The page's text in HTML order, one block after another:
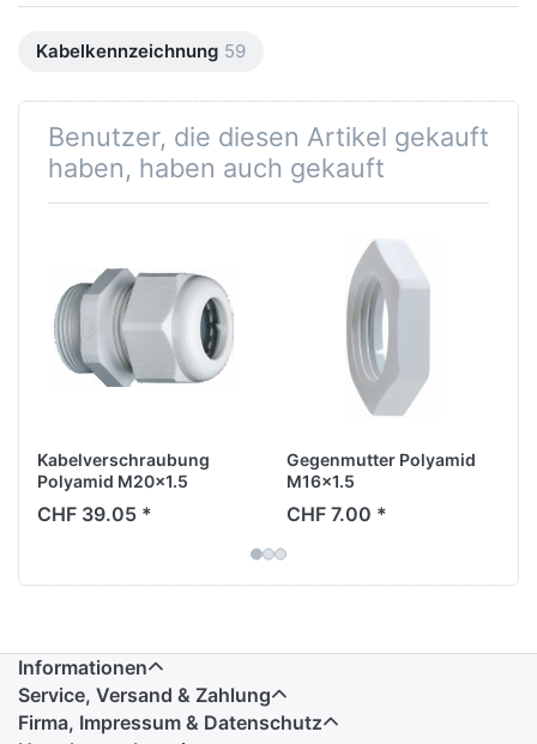
Kabelkennzeichnung 59
Benutzer, die diesen Artikel gekauft
haben, haben auch gekauft
Kabelverschraubung
Polyamid M20x1.5
CHF 39.05 *
Gegenmutter Polyamid
M16x1.5
CHF 7.00 *
Informationen
Service, Versand & Zahlung
Firma, Impressum & Datenschutz